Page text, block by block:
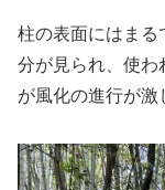
柱の表面にはまる
分が見られ、使わ
が風化の進行が激